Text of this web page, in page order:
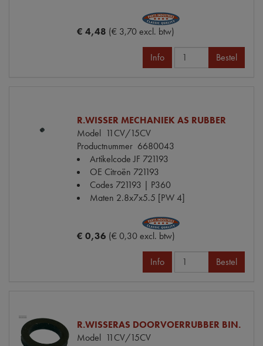
€ 4,48 (€ 3,70 excl. btw)
Info Bestel
R.WISSER MECHANIEK AS RUBBER
Model 11CV/15CV
Productnummer 6680043
Artikelcode JF 721193
OE Citroën 721193
Codes 721193 | P360
Maten 2.8x7x5.5 [PW 4]
€ 0,36 (€ 0,30 excl. btw)
Info Bestel
R.WISSERAS DOORVOERRUBBER BIN.
Model 11CV/15CV